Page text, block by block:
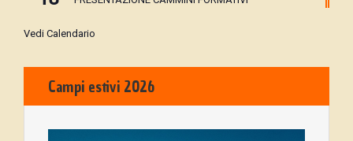
Vedi Calendario
Campi estivi 2026